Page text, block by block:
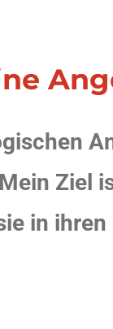
Ziel
in